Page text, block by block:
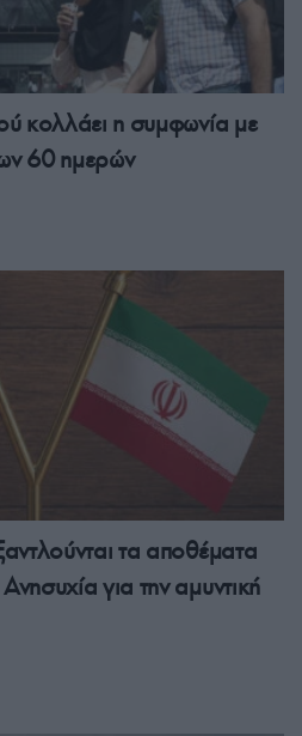
κολλάει η συμφωνία με
60 ημερών
τα αποθέματα
για την αμυντική